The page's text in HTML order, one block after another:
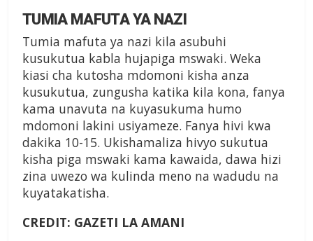
TUMIA MAFUTA YA NAZI
Tumia mafuta ya nazi kila asubuhi
kusukutua kabla hujapiga mswaki. Weka
kiasi cha kutosha mdomoni kisha anza
kusukutua, zungusha katika kila kona, fanya
kama unavuta na kuyasukuma humo
mdomoni lakini usiyameze. Fanya hivi kwa
dakika 10-15. Ukishamaliza hivyo sukutua
kisha piga mswaki kama kawaida, dawa hizi
zina uwezo wa kulinda meno na wadudu na
kuyatakatisha.
CREDIT: GAZETI LA AMANI